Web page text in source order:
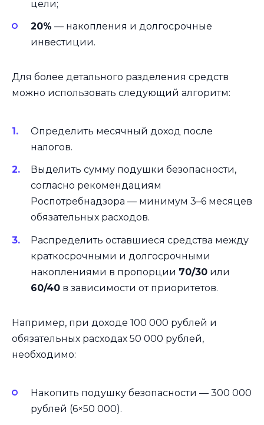
цели;
20% — накопления и долгосрочные
инвестиции.
Для более детального разделения средств
можно использовать следующий алгоритм:
Определить месячный доход после
налогов.
Выделить сумму подушки безопасности,
согласно рекомендациям
Роспотребнадзора — минимум 3–6 месяцев
обязательных расходов.
Распределить оставшиеся средства между
краткосрочными и долгосрочными
накоплениями в пропорции 70/30 или
60/40 в зависимости от приоритетов.
Например, при доходе 100 000 рублей и
обязательных расходах 50 000 рублей,
необходимо:
Накопить подушку безопасности — 300 000
рублей (6×50 000).